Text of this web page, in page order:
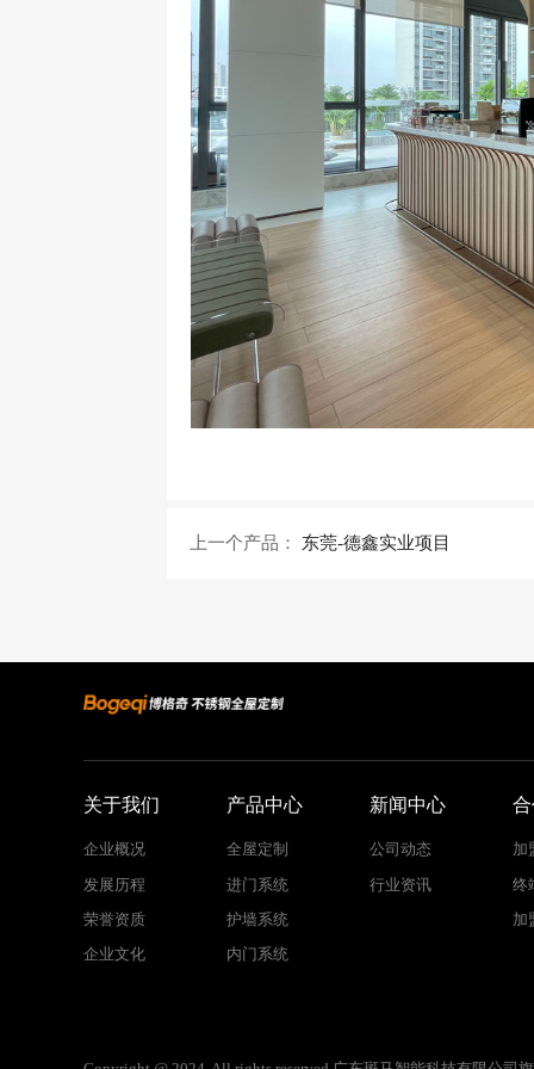
上一个产品： 东莞-德鑫实业项目
关于我们
企业概况
发展历程
荣誉资质
企业文化
产品中心
全屋定制
进门系统
护墙系统
内门系统
新闻中心
公司动态
行业资讯
加
终
加